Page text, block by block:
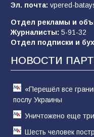
83 02.08.2026
Командовал боем
60 05.08.2026
Эл. почта: vpered-
Отдел рекламы и
Журналисты: 5-91-32
Отдел подписки и
НОВОСТИ
«Перешёл все
послу Украины
Уничтожено еще
Шесть человек